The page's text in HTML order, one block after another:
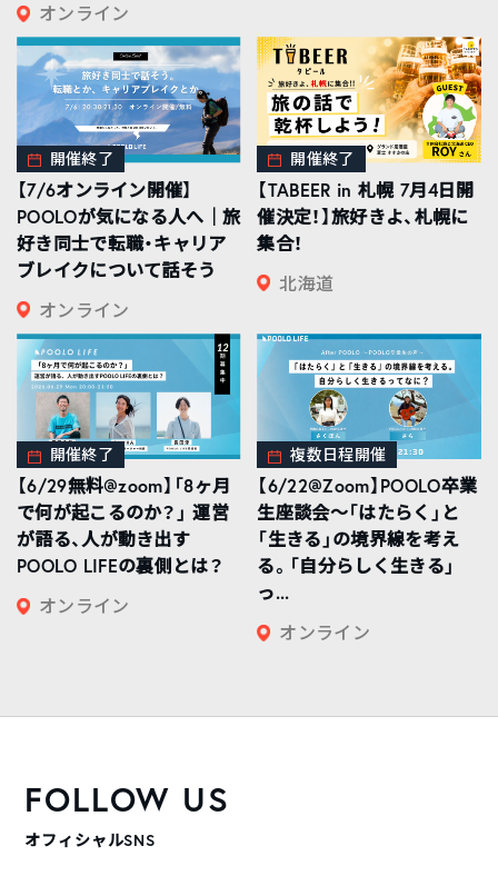
オンライン
開催終了
【7/6オンライン開催】
POOLOが気になる人へ｜旅
好き同士で転職・キャリア
ブレイクについて話そう
オンライン
開催終了
【TABEER in 札幌 7月4日開
催決定！】旅好きよ、札幌に
集合！
北海道
開催終了
【6/29無料@zoom】「8ヶ月
で何が起こるのか？」 運営
が語る、人が動き出す
POOLO LIFEの裏側とは？
オンライン
複数日程開催
【6/22@Zoom】POOLO卒業
生座談会〜「はたらく」と
「生きる」の境界線を考え
る。「自分らしく生きる」
っ...
オンライン
FOLLOW US
オフィシャルSNS